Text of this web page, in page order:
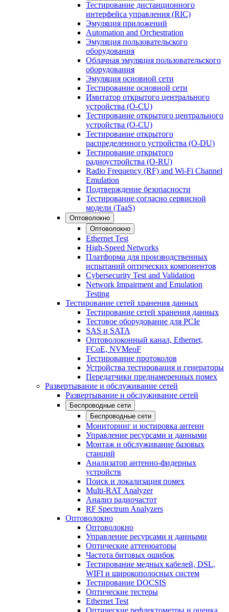
Тестирование дистанционного
интерфейса управления (RIC)
Эмуляция приложений
Automation and Orchestration
Эмуляция пользовательского
оборудования
Облачная эмуляция пользовательского
оборудования
Эмуляция основной сети
Тестирование основной сети
Имитатор открытого центрального
устройства (O-CU)
Тестирование открытого центрального
устройства (O-CU)
Тестирование открытого
распределенного устройства (O-DU)
Тестирование открытого
радиоустройства (O-RU)
Radio Frequency (RF) and Wi-Fi Channel
Emulation
Подтверждение безопасности
Тестирование согласно сервисной
модели (TaaS)
Оптоволокно
Оптоволокно
Ethernet Test
High-Speed Networks
Платформа для производственных
испытаний оптических компонентов
Cybersecurity Test and Validation
Network Impairment and Emulation
Testing
Тестирование сетей хранения данных
Тестирование сетей хранения данных
Тестовое оборудование для PCIe
SAS и SATA
Оптоволоконный канал, Ethernet,
FCoE, NVMeoF
Тестирование протоколов
Устройства тестирования и генераторы
Передатчики преднамеренных помех
Развертывание и обслуживание сетей
Развертывание и обслуживание сетей
Беспроводные сети
Беспроводные сети
Мониторинг и юстировка антенн
Управление ресурсами и данными
Монтаж и обслуживание базовых
станций
Анализатор антенно-фидерных
устройств
Поиск и локализация помех
Multi-RAT Analyzer
Анализ радиочастот
RF Spectrum Analyzers
Оптоволокно
Оптоволокно
Управление ресурсами и данными
Оптические aттенюаторы
Частота битовых ошибок
Тестирование медных кабелей, DSL,
WIFI и широкополосных систем
Тестирование DOCSIS
Оптические тестеры
Ethernet Test